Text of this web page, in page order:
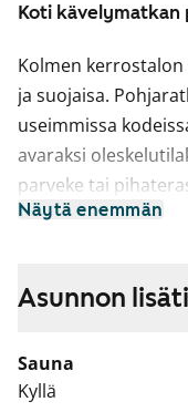
Koti kävelymatkan
Kolmen
ja suojaisa.
useimmissa
avaraksi
parveke tai
ovat vaaleat ja
Näytä enemmän
Asunnon
Sauna
Kyllä